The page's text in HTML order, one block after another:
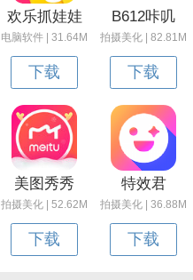
欢乐抓娃娃
电脑软件 | 31.64M
下载
B612咔叽
拍摄美化 | 82.81M
下载
美图秀秀
拍摄美化 | 52.62M
下载
特效君
拍摄美化 | 36.88M
下载